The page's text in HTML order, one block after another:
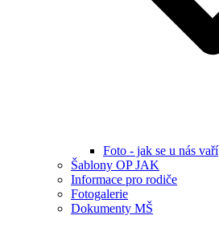
Foto - jak se u nás vaří
Šablony OP JAK
Informace pro rodiče
Fotogalerie
Dokumenty MŠ